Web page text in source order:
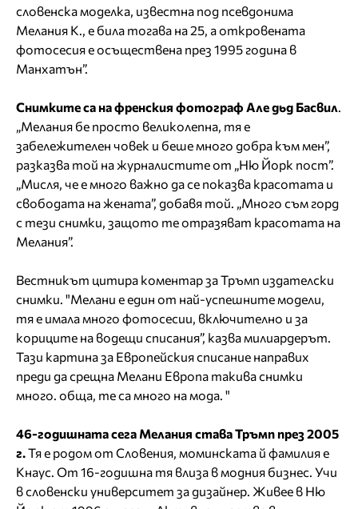
словенска моделка, известна под псевдонима
Мелания К., е била тогава на 25, а откровената
фотосесия е осъществена през 1995 година в
Манхатън”.
Снимките са на френския фотограф Але дьд Басвил
„Мелания бе просто великолепна, тя е
забележителен човек и беше много добра към мен”,
разказва той на журналистите от „Ню Йорк пост”.
„Мисля, че е много важно да се показва красотата и
свободата на жената”, добавя той. „Много съм горд
с тези снимки, защото те отразяват красотата на
Мелания”.
Вестникът цитира коментар за Тръмп издателски
снимки. "Мелани е един от най-успешните модели,
тя е имала много фотосесии, включително и за
кориците на водещи списания”, казва милиардерът.
Тази картина за Европейския списание направих
преди да срещна Мелани Европа такива снимки
много. обща, те са много на мода. "
46-годишната сега Мелания става Тръмп през 2005
г. Тя е родом от Словения, моминската й фамилия е
Кнаус. От 16-годишна тя влиза в модния бизнес. Учи
в словенски университет за дизайнер. Живее в Ню